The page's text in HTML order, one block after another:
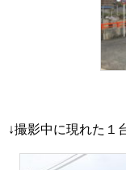
↓撮影中に現れた１